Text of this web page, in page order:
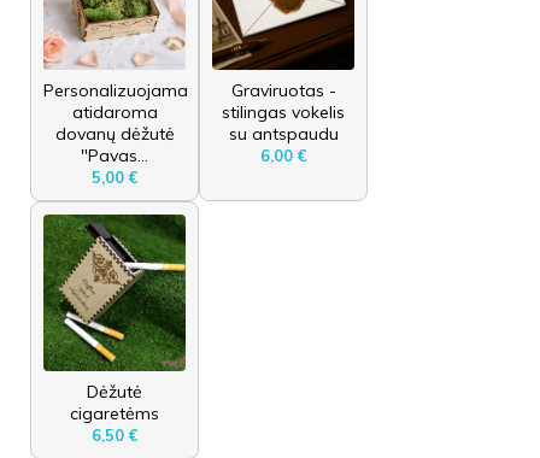
Personalizuojama
atidaroma
dovanų dėžutė
"Pavas...
5,00 €
Graviruotas -
stilingas vokelis
su antspaudu
6,00 €
Dėžutė
cigaretėms
6,50 €